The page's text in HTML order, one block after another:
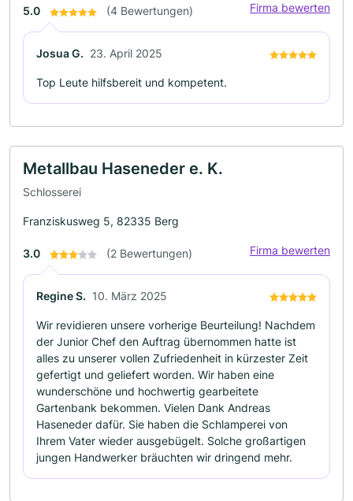
5.0 (4 Bewertungen) Firma bewerten
Josua G. 23. April 2025
Top Leute hilfsbereit und kompetent.
Metallbau Haseneder e. K.
Schlosserei
Franziskusweg 5, 82335 Berg
3.0 (2 Bewertungen) Firma bewerten
Regine S. 10. März 2025
Wir revidieren unsere vorherige Beurteilung! Nachdem
der Junior Chef den Auftrag übernommen hatte ist
alles zu unserer vollen Zufriedenheit in kürzester Zeit
gefertigt und geliefert worden. Wir haben eine
wunderschöne und hochwertig gearbeitete
Gartenbank bekommen. Vielen Dank Andreas
Haseneder dafür. Sie haben die Schlamperei von
Ihrem Vater wieder ausgebügelt. Solche großartigen
jungen Handwerker bräuchten wir dringend mehr.